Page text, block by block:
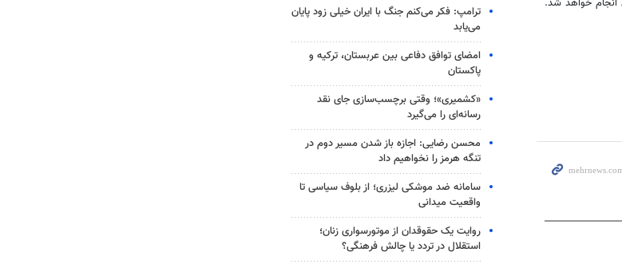
ترامپ: فکر می‌کنم جنگ با ایران خیلی زود پایان
می‌یابد
امضای توافق دفاعی بین عربستان، ترکیه و
پاکستان
«کشمیری»؛ وقتی برچسب‌سازی جای نقد
رسانه‌ای را می‌گیرد
محسن رضایی: اجازه باز شدن مسیر دوم در
تنگه هرمز را نخواهیم داد
سامانه ضد موشکی لیزری؛ از بلوف سیاسی تا
واقعیت میدانی
روایت یک حقوقدان از موتورسواری زنان؛
استقلال در تردد یا چالش فرهنگی؟